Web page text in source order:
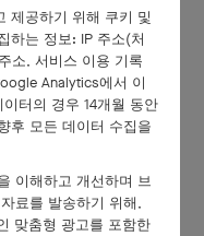
트에서 자세히 살펴보
어 온 반클리
제공하기 위해 쿠키 및
하는 정보: IP 주소(처
소, 서비스 이용 기록
Analytics에서 이
터의 경우 14개월 동안
후 모든 데이터 수집을
이해하고 개선하며 브
료를 발송하기 위해,
맞춤형 광고를 포함한